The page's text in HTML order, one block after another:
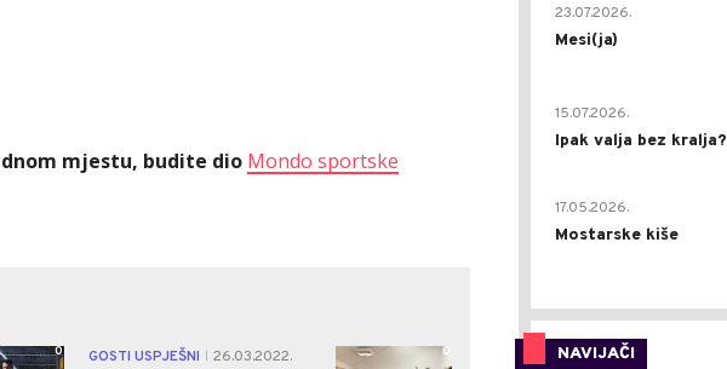
mjestu, budite dio Mondo sportske
0 GOSTI USPJEŠNI
26.03.2022.
0
23.07.2026.
Mesi(ja)
15.07.2026.
Ipak valja bez kralja?
17.05.2026.
Mostarske kiše
NAVIJAČI